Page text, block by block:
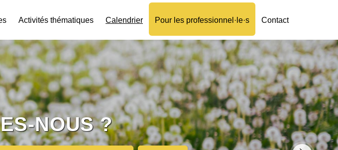
Activités thématiques Calendrier Pour les professionnel·le·s Contact
NOUS ?